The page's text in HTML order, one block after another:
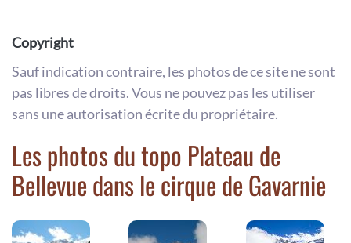
Copyright
Sauf indication contraire, les photos de ce site ne sont
pas libres de droits. Vous ne pouvez pas les utiliser
sans une autorisation écrite du propriétaire.
Les photos du topo Plateau de
Bellevue dans le cirque de Gavarnie